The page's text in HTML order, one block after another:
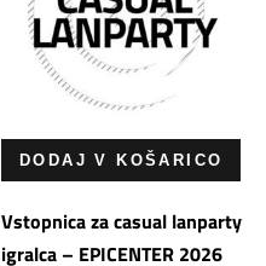
DODAJ V KOŠARICO
Vstopnica za casual lanparty
igralca – EPICENTER 2026